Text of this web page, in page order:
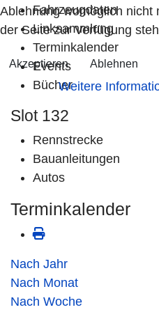
Fahrzeugdaten
Linksammlung
Terminkalender
Events
Bücher
Slot 132
Rennstrecke
Bauanleitungen
Autos
Terminkalender
Nach Jahr
Nach Monat
Nach Woche
Ablehnung womöglich nicht
der Seite zur Verfügung
Akzeptieren Ablehnen
Weitere